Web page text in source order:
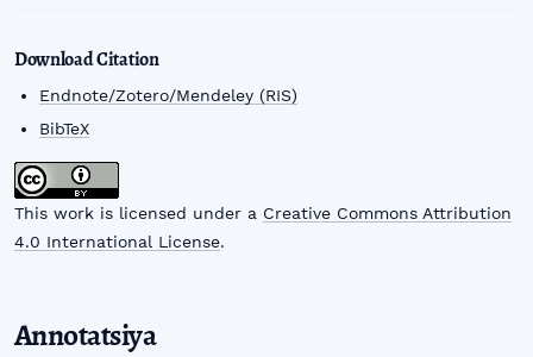
Download Citation
Endnote/Zotero/Mendeley (RIS)
BibTeX
This work is licensed under a Creative Commons Attribution
4.0 International License.
Annotatsiya